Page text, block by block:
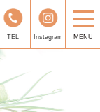
TEL Instagram MENU